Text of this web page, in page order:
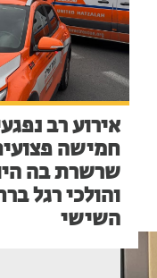
אירוע רב
חמישה
שרשרת בה
והולכי רגל
השישי